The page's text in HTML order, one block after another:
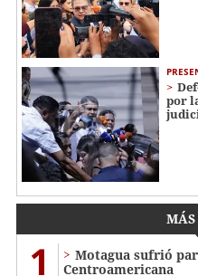
por
1
Motagua sufrió
Centroamericana